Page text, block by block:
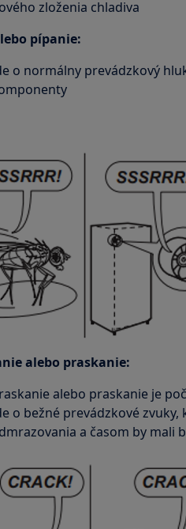
zloženia chladiva
pípanie:
o normálny prevádzkový
alebo praskanie:
alebo praskanie je
o bežné prevádzkové
a časom by mali